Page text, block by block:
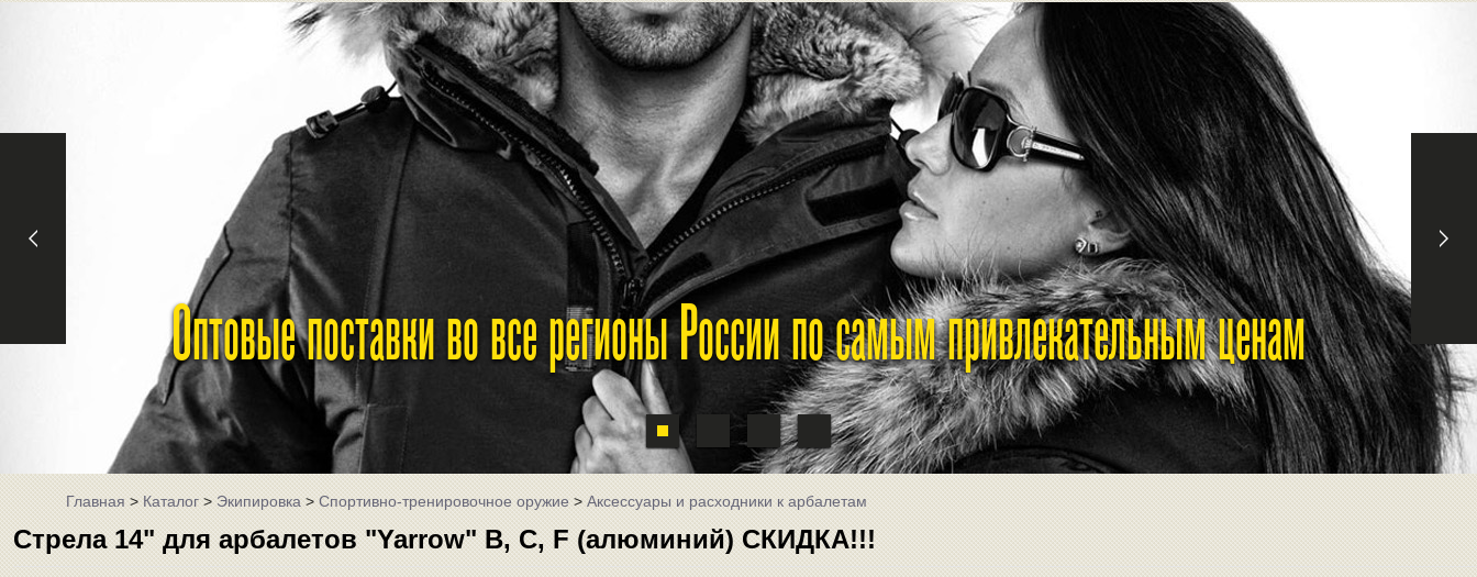
Оптовые поставки во все регионы России по самым привлекательным ценам
Главная>Каталог>Экипировка>Спортивно-тренировочное оружие>Аксессуары и расходники к арбалетам
Стрела 14" для арбалетов "Yarrow" B, C, F (алюминий) СКИДКА!!!